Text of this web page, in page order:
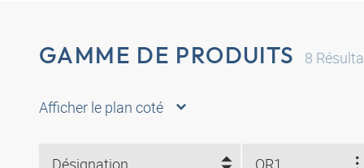
GAMME DE PRODUITS 8
Afficher le plan coté
Désignation OR1